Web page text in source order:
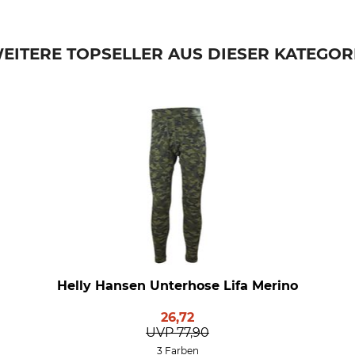
TOPSELLER AUS DIESER
Helly Hansen Unterhose Lifa Merino
26,72
UVP 77,90
3 Farben